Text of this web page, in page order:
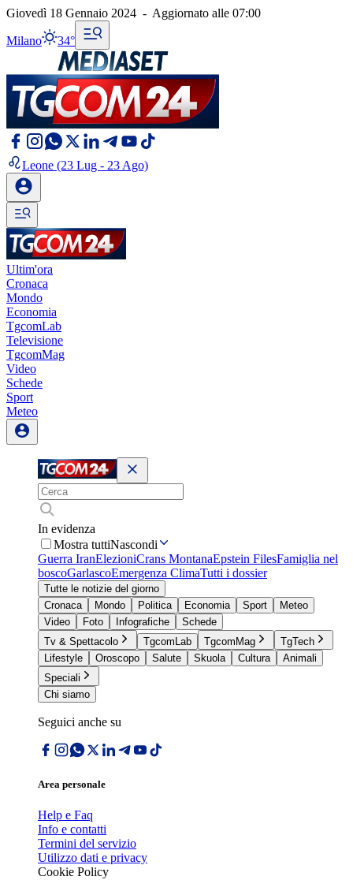
Giovedì 18 Gennaio 2024 - Aggiornato alle 07:00
Milano 34°
Leone (23 Lug - 23 Ago)
Ultim'ora
Cronaca
Mondo
Economia
TgcomLab
Televisione
TgcomMag
Video
Schede
Sport
Meteo
In evidenza
Mostra tuttiNascondi
Guerra IranElezioniCrans MontanaEpstein FilesFamiglia nel
boscoGarlascoEmergenza ClimaTutti i dossier
Tutte le notizie del giorno
Cronaca
Mondo Politica Economia Sport
Meteo
Video
Foto Infografiche
Schede
Tv & Spettacolo
TgcomLab TgcomMag
TgTech
Lifestyle
Oroscopo Salute Skuola Cultura
Animali
Speciali
Chi siamo
Seguici anche su
Area personale
Help e Faq
Info e contatti
Termini del servizio
Utilizzo dati e privacy
Cookie Policy